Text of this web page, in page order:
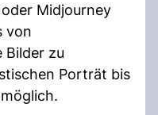
Midjourney
von
Bilder zu
Porträt bis